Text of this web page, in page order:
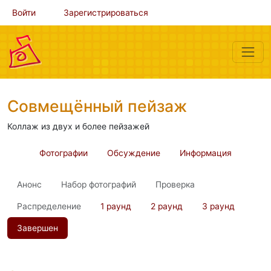
Войти Зарегистрироваться
Совмещённый пейзаж
Коллаж из двух и более пейзажей
Фотографии Обсуждение Информация
Анонс Набор фотографий Проверка
Распределение 1 раунд 2 раунд 3 раунд
Завершен